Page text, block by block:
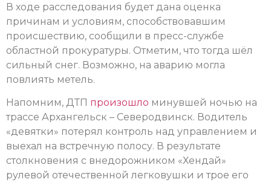
В ходе расследования будет дана оценка
причинам и условиям, способствовавшим
происшествию, сообщили в пресс-службе
областной прокуратуры. Отметим, что тогда шёл
сильный снег. Возможно, на аварию могла
повлиять метель.
Напомним, ДТП произошло минувшей ночью на
трассе Архангельск – Северодвинск. Водитель
«девятки» потерял контроль над управлением и
выехал на встречную полосу. В результате
столкновения с внедорожником «Хендай»
рулевой отечественной легковушки и трое его